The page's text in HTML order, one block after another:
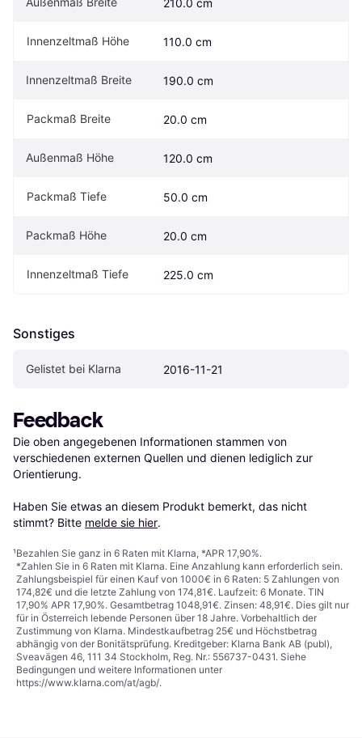
Innenzeltmaß Höhe 110.0 cm
Innenzeltmaß Breite 190.0 cm
Packmaß Breite 20.0 cm
Außenmaß Höhe 120.0 cm
Packmaß Tiefe 50.0 cm
Packmaß Höhe 20.0 cm
Innenzeltmaß Tiefe 225.0 cm
Sonstiges
Gelistet bei Klarna 2016-11-21
Feedback
Die oben angegebenen Informationen stammen von
verschiedenen externen Quellen und dienen lediglich zur
Orientierung.
Haben Sie etwas an diesem Produkt bemerkt, das nicht
stimmt? Bitte melde sie hier.
¹Bezahlen Sie ganz in 6 Raten mit Klarna, *APR 17,90%.
*Zahlen Sie in 6 Raten mit Klarna. Eine Anzahlung kann erforderlich sein.
Zahlungsbeispiel für einen Kauf von 1000€ in 6 Raten: 5 Zahlungen von
174,82€ und die letzte Zahlung von 174,81€. Laufzeit: 6 Monate. TIN
17,90% APR 17,90%. Gesamtbetrag 1048,91€. Zinsen: 48,91€. Dies gilt nur
für in Österreich lebende Personen über 18 Jahre. Vorbehaltlich der
Zustimmung von Klarna. Mindestkaufbetrag 25€ und Höchstbetrag
abhängig von der Bonitätsprüfung. Kreditgeber: Klarna Bank AB (publ),
Sveavägen 46, 111 34 Stockholm, Reg. Nr.: 556737-0431. Siehe
Bedingungen und weitere Informationen unter
https://www.klarna.com/at/agb/.